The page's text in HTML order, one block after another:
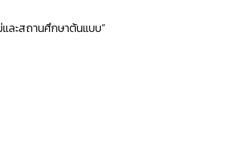
ละสถานศึกษาต้นแบบ”